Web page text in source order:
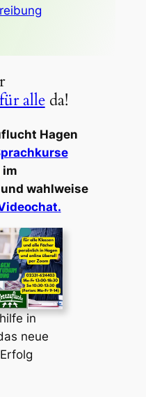
für alleda!
Hagen
im
wahlweise
in
neue